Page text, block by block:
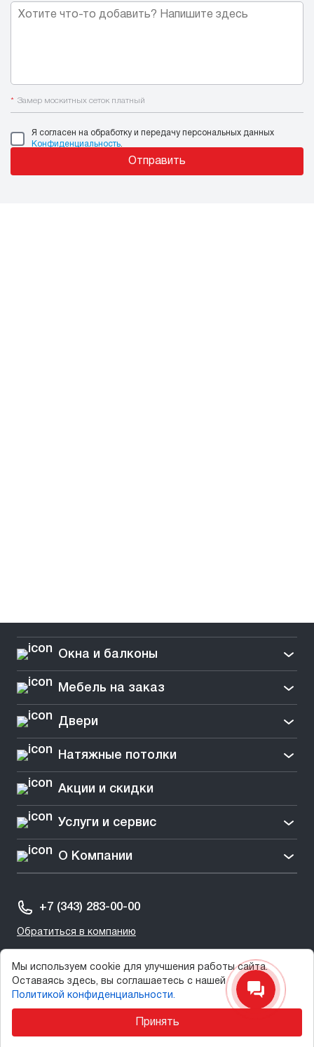
* Замер москитных сеток платный
Я согласен на обработку и передачу персональных данных
Конфиденциальность.
Отправить
Окна и балконы
Мебель на заказ
Двери
Натяжные потолки
Акции и скидки
Услуги и сервис
О Компании
+7 (343) 283-00-00
Обратиться в компанию
Мы используем cookie для улучшения работы сайта.
Оставаясь здесь, вы соглашаетесь с нашей
Политикой конфиденциальности.
Принять